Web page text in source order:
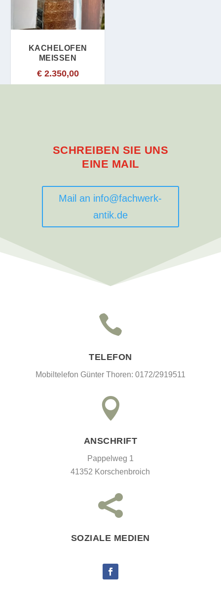
KACHELOFEN
MEISSEN
€2.350,00
SCHREIBEN SIE UNS
EINE MAIL
Mail an info@fachwerk-
antik.de

TELEFON
Mobiltelefon Günter Thoren: 0172/2919511

ANSCHRIFT
Pappelweg 1
41352 Korschenbroich

SOZIALE MEDIEN